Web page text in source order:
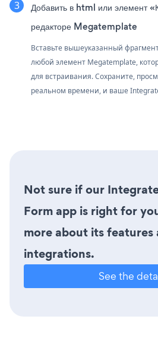
Добавить в html или элемент
редакторе Megatemplate
Вставьте вышеуказанный
любой элемент Megatemplate,
для встраивания. Сохраните,
реальном времени, и ваше
Not sure if our
Form app is right for
more about its features
integrations.
See the